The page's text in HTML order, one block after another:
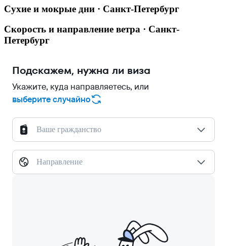
Сухие и мокрые дни · Санкт-Петербург
Скорость и направление ветра · Санкт-
Петербург
Подскажем, нужна ли виза
Укажите, куда направляетесь, или
выберите случайно
Ваше гражданство
Направление